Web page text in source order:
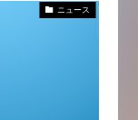
ニュース